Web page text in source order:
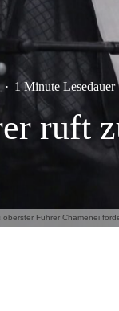
oberster Führer Chamenei
· 1 Minute Lesedauer
ruft